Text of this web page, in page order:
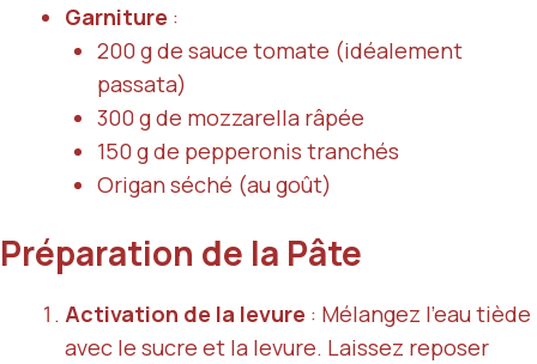
Garniture :
200 g de sauce tomate (idéalement
passata)
300 g de mozzarella râpée
150 g de pepperonis tranchés
Origan séché (au goût)
Préparation de la Pâte
Activation de la levure : Mélangez l’eau tiède
avec le sucre et la levure. Laissez reposer